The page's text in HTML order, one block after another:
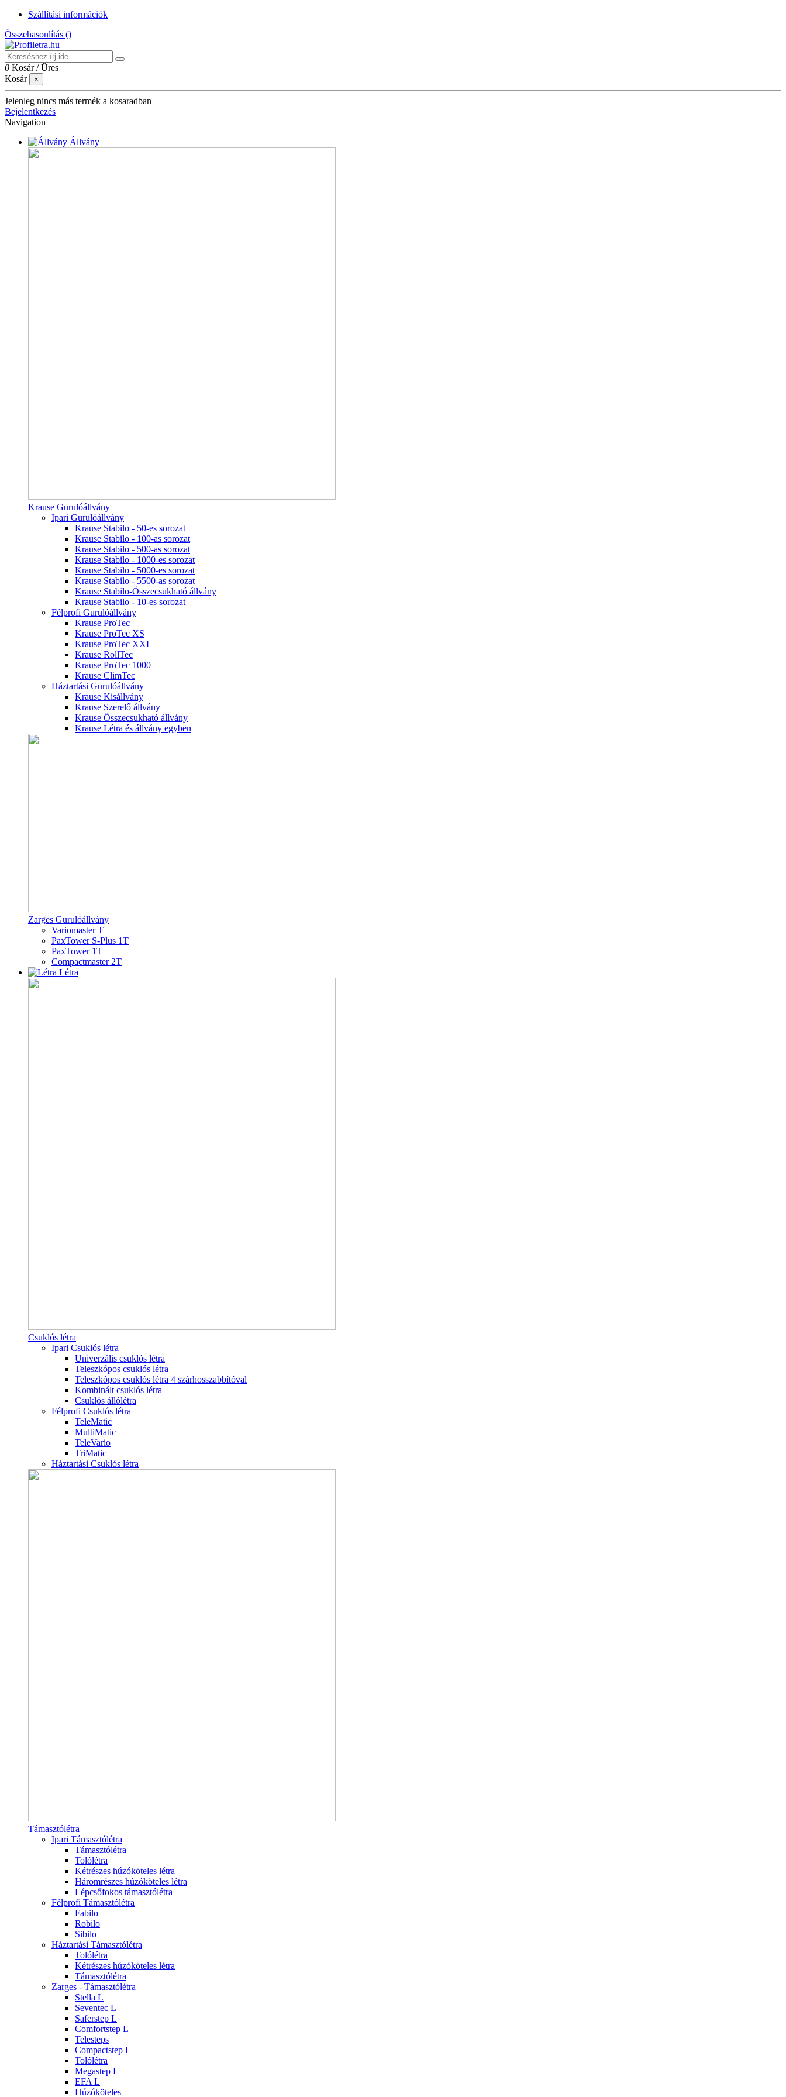
Szállítási információk
Összehasonlítás ()
0 Kosár /Üres
Kosár
×
Jelenleg nincs más termék a kosaradban
Bejelentkezés
Navigation
Állvány
Krause Gurulóállvány
Ipari Gurulóállvány
Krause Stabilo - 50-es sorozat
Krause Stabilo - 100-as sorozat
Krause Stabilo - 500-as sorozat
Krause Stabilo - 1000-es sorozat
Krause Stabilo - 5000-es sorozat
Krause Stabilo - 5500-as sorozat
Krause Stabilo-Összecsukható állvány
Krause Stabilo - 10-es sorozat
Félprofi Gurulóállvány
Krause ProTec
Krause ProTec XS
Krause ProTec XXL
Krause RollTec
Krause ProTec 1000
Krause ClimTec
Háztartási Gurulóállvány
Krause Kisállvány
Krause Szerelő állvány
Krause Összecsukható állvány
Krause Létra és állvány egyben
Zarges Gurulóállvány
Variomaster T
PaxTower S-Plus 1T
PaxTower 1T
Compactmaster 2T
Létra
Csuklós létra
Ipari Csuklós létra
Univerzális csuklós létra
Teleszkópos csuklós létra
Teleszkópos csuklós létra 4 szárhosszabbítóval
Kombinált csuklós létra
Csuklós állólétra
Félprofi Csuklós létra
TeleMatic
MultiMatic
TeleVario
TriMatic
Háztartási Csuklós létra
Támasztólétra
Ipari Támasztólétra
Támasztólétra
Tolólétra
Kétrészes húzóköteles létra
Háromrészes húzóköteles létra
Lépcsőfokos támasztólétra
Félprofi Támasztólétra
Fabilo
Robilo
Sibilo
Háztartási Támasztólétra
Tolólétra
Kétrészes húzóköteles létra
Támasztólétra
Zarges - Támasztólétra
Stella L
Seventec L
Saferstep L
Comfortstep L
Telesteps
Compactstep L
Tolólétra
Megastep L
EFA L
Húzóköteles